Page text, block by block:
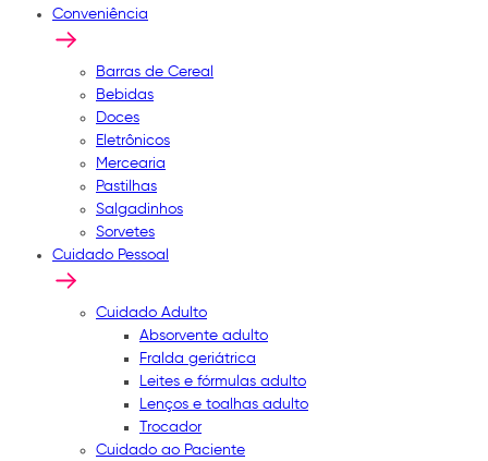
Conveniência
Barras de Cereal
Bebidas
Doces
Eletrônicos
Mercearia
Pastilhas
Salgadinhos
Sorvetes
Cuidado Pessoal
Cuidado Adulto
Absorvente adulto
Fralda geriátrica
Leites e fórmulas adulto
Lenços e toalhas adulto
Trocador
Cuidado ao Paciente